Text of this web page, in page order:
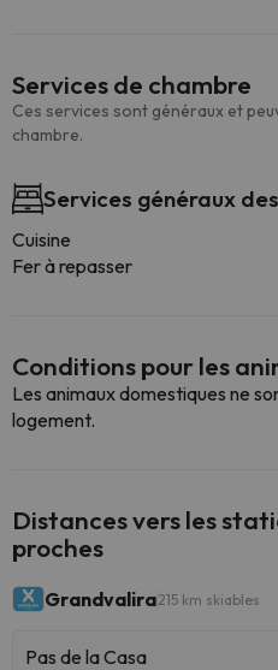
Services de chambre
Ces services sont généraux et
chambre.
Services généraux
Cuisine
Fer à repasser
Conditions pour les
Les animaux domestiques ne
logement.
Distances vers les
proches
Grandvalira215 km skiables
Pas de la Casa